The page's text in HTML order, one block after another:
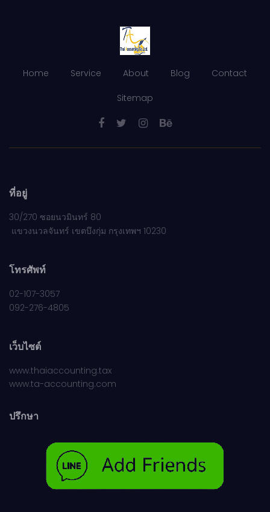
Home Service About Blog Contact
Sitemap
ที่อยู่
30/270 ซอยนวมินทร์ 80
แขวงนวลจันทร์ เขตบึงกุ่ม กรุงเทพฯ 10230
โทรศัพท์
02-107-3057
092-276-4805
เว็บไซต์
www.thaiaccounting.tax
www.ta-accounting.com
ปรึกษา